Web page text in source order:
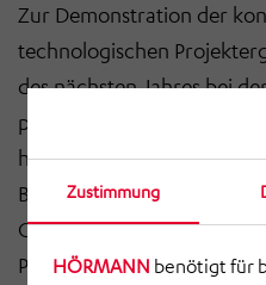
Zustimmung
HÖRMANN benötigt für
Zur Demonstration der
technologischen
des nächsten Jahres bei
prototypische FKV-
hergestellt und
Bedingungen im
Oberlausitz getestet.
Partner HeiterBlick GmbH